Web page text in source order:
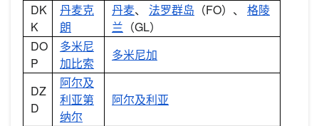
DK
K
丹麦克
朗
丹麦、 法罗群岛 （FO）、
格陵
兰 （GL）
DO
P
多米尼
加比索
多米尼加
DZ
D
阿尔及
利亚第
纳尔
阿尔及利亚